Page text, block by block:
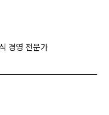
경영 전문가